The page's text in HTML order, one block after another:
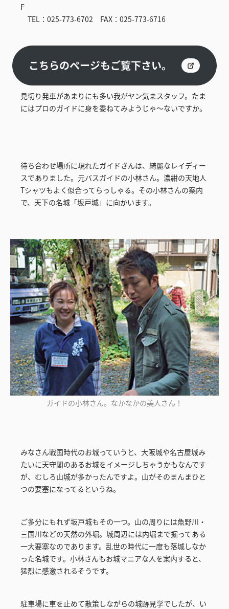
F
TEL：025-773-6702 FAX：025-773-6716
こちらのページもご覧下さい。
見切り発車があまりにも多い我がヤン気まスタッフ。たま
にはプロのガイドに身を委ねてみようじゃ～ないですか。
待ち合わせ場所に現れたガイドさんは、綺麗なレイディー
スでありました。元バスガイドの小林さん。濃紺の天地人
Tシャツもよく似合ってらっしゃる。その小林さんの案内
で、天下の名城「坂戸城」に向かいます。
ガイドの小林さん。なかなかの美人さん！
みなさん戦国時代のお城っていうと、大阪城や名古屋城み
たいに天守閣のあるお城をイメージしちゃうかもなんです
が、むしろ山城が多かったんですよ。山がそのまんまひと
つの要塞になってるというね。
ご多分にもれず坂戸城もその一つ。山の周りには魚野川・
三国川などの天然の外堀。城周辺には内堀まで掘ってある
一大要塞なのであります。乱世の時代に一度も落城しなか
った名城です。小林さんもお城マニアな人を案内すると、
猛烈に感激されるそうです。
駐車場に車を止めて散策しながらの城跡見学でしたが、い